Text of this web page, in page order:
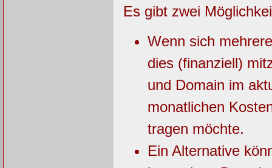
Es gibt zwei
Wenn sich
dies (finanziell)
und Domain im
monatlichen
tragen möchte.
Ein Alternative